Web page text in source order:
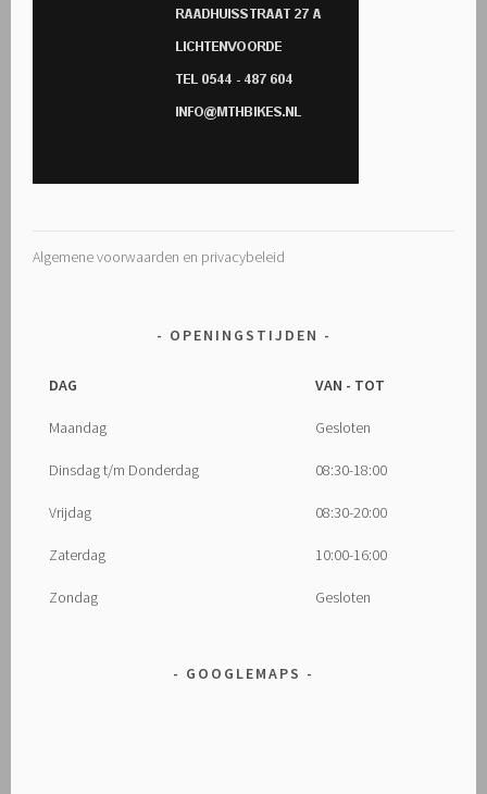
Algemene voorwaarden en privacybeleid
OPENINGSTIJDEN
DAG VAN - TOT
Maandag Gesloten
Dinsdag t/m Donderdag 08:30-18:00
Vrijdag 08:30-20:00
Zaterdag 10:00-16:00
Zondag Gesloten
GOOGLEMAPS